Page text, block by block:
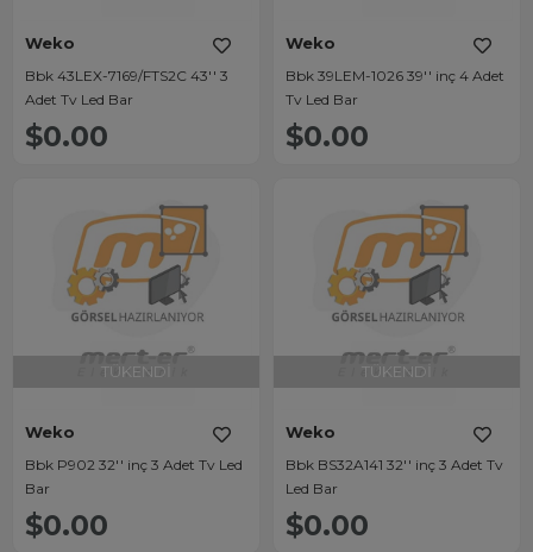
Weko
Bbk 43LEX-7169/FTS2C 43'' 3
Adet Tv Led Bar
$0.00
Weko
Bbk 39LEM-1026 39'' inç 4 Adet
Tv Led Bar
$0.00
TÜKENDI
Weko
Bbk P902 32'' inç 3 Adet Tv Led
Bar
$0.00
TÜKENDI
Weko
Bbk BS32A141 32'' inç 3 Adet Tv
Led Bar
$0.00